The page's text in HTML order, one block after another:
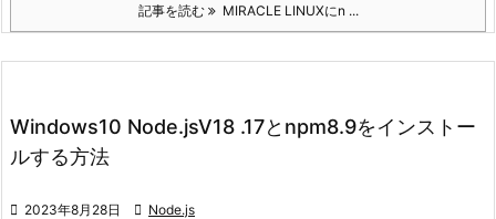
記事を読む MIRACLE LINUXにn ...
Windows10 Node.jsV18 .17とnpm8.9をインストー
ルする方法
 2023年8月28日  Node.js